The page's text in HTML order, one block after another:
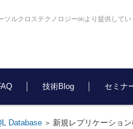
ソルクロステクノロジー㈱より提供してい
技術Blog セミナ
Database> 新規レプリケーショ